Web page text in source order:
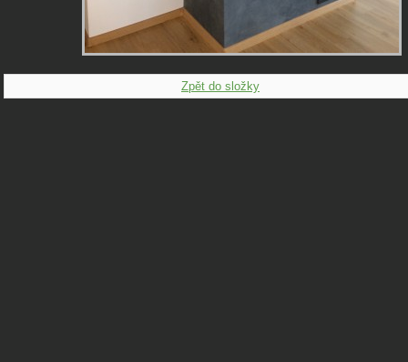
Zpět do složky